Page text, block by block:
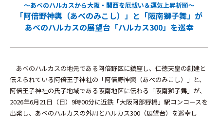
～あべのハルカスから大阪・関西を厄祓い＆運気上昇祈願～
「阿倍野神輿（あべのみこし）」と「阪南獅子舞」が
あべのハルカスの展望台「ハルカス300」を巡幸
あべのハルカスの地元である阿倍野区に鎮座し、仁徳天皇の創建と
伝えられている阿倍王子神社の「阿倍野神輿（あべのみこし）」と、
阿倍王子神社の氏子地域である阪南地区に伝わる「阪南獅子舞」が、
2026年6月21日（日）9時00分に近鉄「大阪阿部野橋」駅コンコースを
出発し、あべのハルカスの外周とハルカス300（展望台）を巡幸し